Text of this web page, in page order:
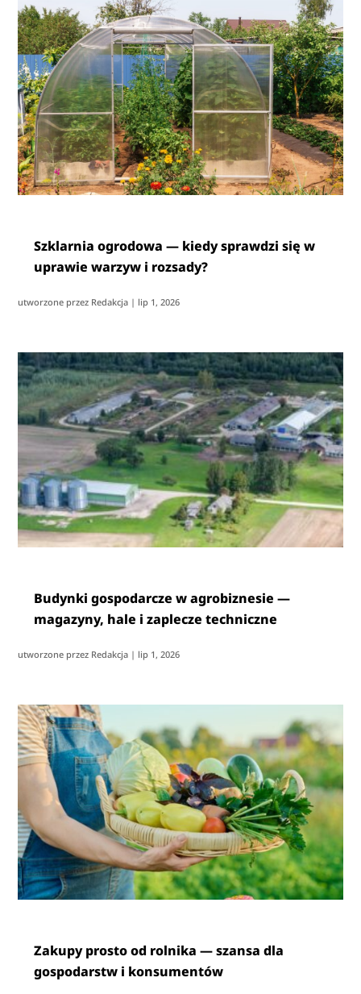
Szklarnia ogrodowa — kiedy sprawdzi się w
uprawie warzyw i rozsady?
utworzone przez Redakcja | lip 1, 2026
Budynki gospodarcze w agrobiznesie —
magazyny, hale i zaplecze techniczne
utworzone przez Redakcja | lip 1, 2026
Zakupy prosto od rolnika — szansa dla
gospodarstw i konsumentów